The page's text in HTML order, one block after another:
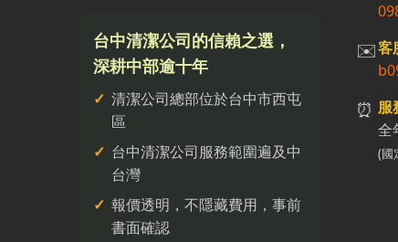
台中清潔公司的信賴之選，
深耕中部逾十年
清潔公司總部位於台中市西屯
區
台中清潔公司服務範圍遍及中
台灣
報價透明，不隱藏費用，事前
書面確認
✉️客
⏰ 服
全
(國